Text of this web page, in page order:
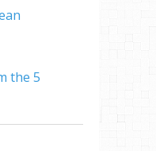
the 5